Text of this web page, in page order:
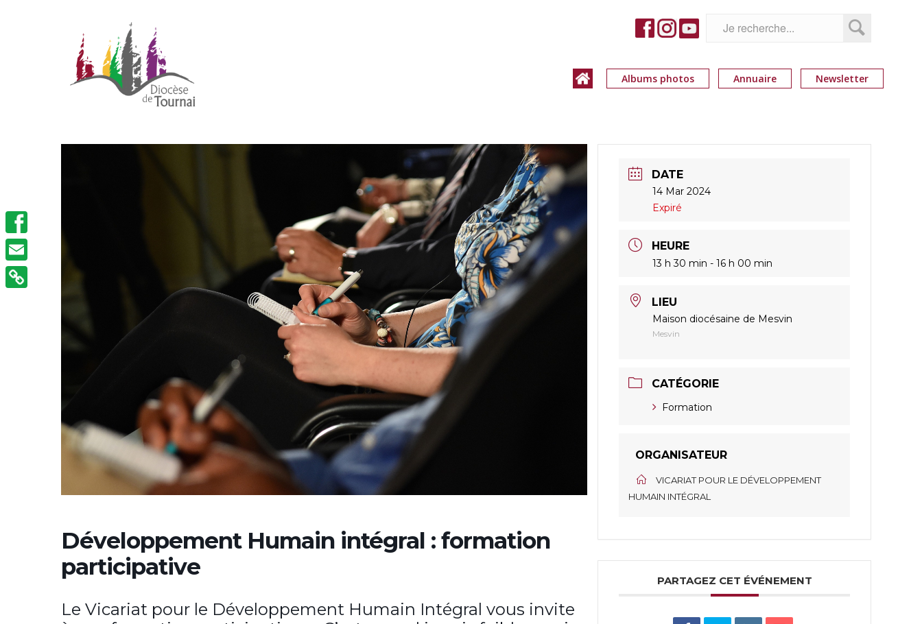
Albums photos Annuaire Newsletter
Développement Humain intégral : formation
participative
Le Vicariat pour le Développement Humain Intégral vous invite
DATE
14 Mar 2024
Expiré
HEURE
13 h 30 min - 16 h 00 min
LIEU
Maison diocésaine de Mesvin
Mesvin
CATÉGORIE
Formation
ORGANISATEUR
VICARIAT POUR LE DÉVELOPPEMENT
HUMAIN INTÉGRAL
PARTAGEZ CET ÉVÉNEMENT
Facebook
Email